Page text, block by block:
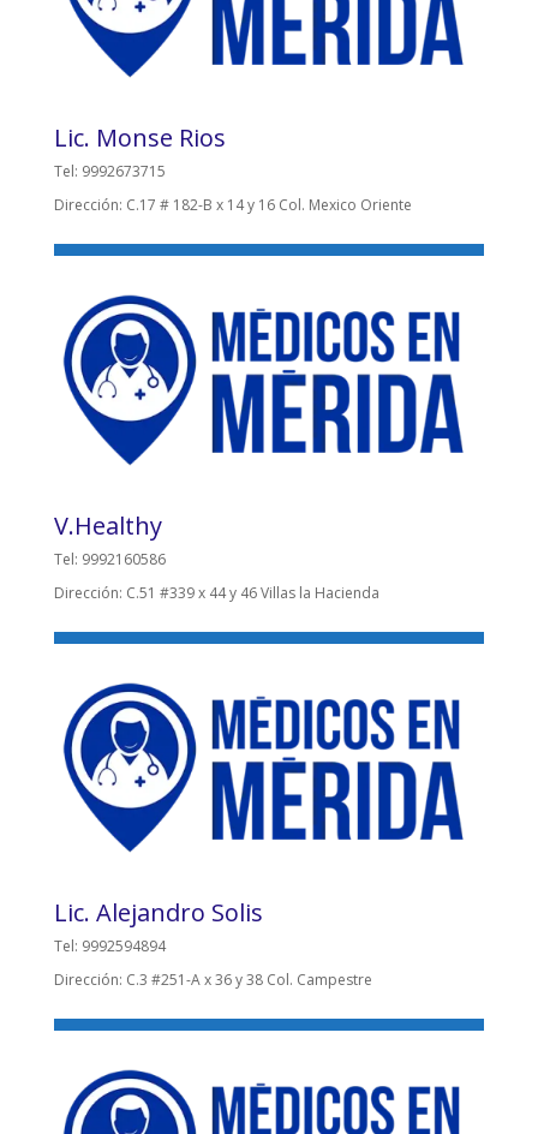
Lic. Monse Rios
Tel: 9992673715
Dirección: C.17 # 182-B x 14 y 16 Col. Mexico Oriente
V.Healthy
Tel: 9992160586
Dirección: C.51 #339 x 44 y 46 Villas la Hacienda
Lic. Alejandro Solis
Tel: 9992594894
Dirección: C.3 #251-A x 36 y 38 Col. Campestre